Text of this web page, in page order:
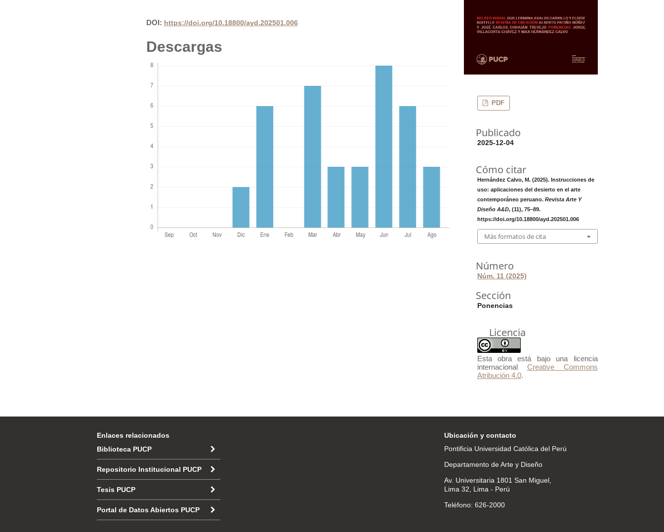
DOI: https://doi.org/10.18800/ayd.202501.006
Descargas
PDF
Publicado
2025-12-04
Cómo citar
Hernández Calvo, M. (2025). Instrucciones de
uso: aplicaciones del desierto en el arte
contemporáneo peruano. Revista Arte Y
Diseño A&D, (11), 75–89.
https://doi.org/10.18800/ayd.202501.006
Más formatos de cita
Número
Núm. 11 (2025)
Sección
Ponencias
Licencia
Esta obra está bajo una licencia
internacional Creative Commons
Atribución 4.0.
Enlaces relacionados
Biblioteca PUCP
Repositorio Institucional PUCP
Tesis PUCP
Portal de Datos Abiertos PUCP
Ubicación y contacto
Pontificia Universidad Católica del Perú
Departamento de Arte y Diseño
Av. Universitaria 1801 San Miguel,
Lima 32, Lima - Perú
Teléfono: 626-2000